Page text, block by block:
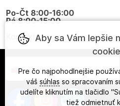
Po-Čt 8:00-16:00
Pá 8:00-15:00
Kontakty
Slovensky
Aby sa Vám lepšie
Pre čo najpohodlnejšie
váš súhlas so spracovaním
udelíte kliknutím na tlačidlo
tiež odmietnuť